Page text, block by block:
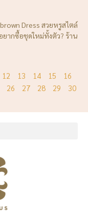
Dress สวยหรูสไตล์
ากซื้อชุดใหม่ทั้งตัว? ร้าน
12 13 14 15
16
26 27 28 29
30